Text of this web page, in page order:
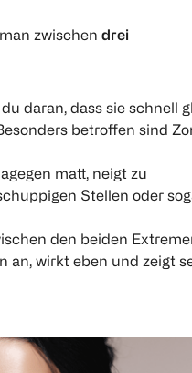
zwischen drei
daran, dass sie schnell
betroffen sind
matt, neigt zu
Stellen oder
den beiden
an, wirkt eben und zeigt